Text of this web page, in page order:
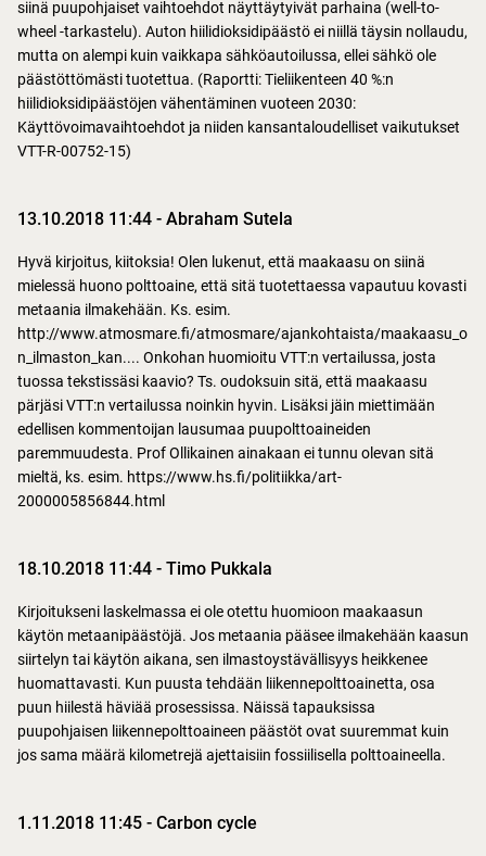
siinä puupohjaiset vaihtoehdot näyttäytyivät parhaina (well-to-
wheel -tarkastelu). Auton hiilidioksidipäästö ei niillä täysin nollaudu,
mutta on alempi kuin vaikkapa sähköautoilussa, ellei sähkö ole
päästöttömästi tuotettua. (Raportti: Tieliikenteen 40 %:n
hiilidioksidipäästöjen vähentäminen vuoteen 2030:
Käyttövoimavaihtoehdot ja niiden kansantaloudelliset vaikutukset
VTT-R-00752-15)
13.10.2018 11:44 - Abraham Sutela
Hyvä kirjoitus, kiitoksia! Olen lukenut, että maakaasu on siinä
mielessä huono polttoaine, että sitä tuotettaessa vapautuu kovasti
metaania ilmakehään. Ks. esim.
http://www.atmosmare.fi/atmosmare/ajankohtaista/maakaasu_o
n_ilmaston_kan.... Onkohan huomioitu VTT:n vertailussa, josta
tuossa tekstissäsi kaavio? Ts. oudoksuin sitä, että maakaasu
pärjäsi VTT:n vertailussa noinkin hyvin. Lisäksi jäin miettimään
edellisen kommentoijan lausumaa puupolttoaineiden
paremmuudesta. Prof Ollikainen ainakaan ei tunnu olevan sitä
mieltä, ks. esim. https://www.hs.fi/politiikka/art-
2000005856844.html
18.10.2018 11:44 - Timo Pukkala
Kirjoitukseni laskelmassa ei ole otettu huomioon maakaasun
käytön metaanipäästöjä. Jos metaania pääsee ilmakehään kaasun
siirtelyn tai käytön aikana, sen ilmastoystävällisyys heikkenee
huomattavasti. Kun puusta tehdään liikennepolttoainetta, osa
puun hiilestä häviää prosessissa. Näissä tapauksissa
puupohjaisen liikennepolttoaineen päästöt ovat suuremmat kuin
jos sama määrä kilometrejä ajettaisiin fossiilisella polttoaineella.
1.11.2018 11:45 - Carbon cycle